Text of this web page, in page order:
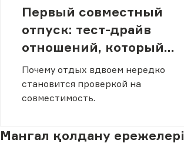
Первый совместный
отпуск: тест-драйв
отношений, который
проходят не все
Почему отдых вдвоем нередко
становится проверкой на
совместимость.
Мангал қолдану ережелері